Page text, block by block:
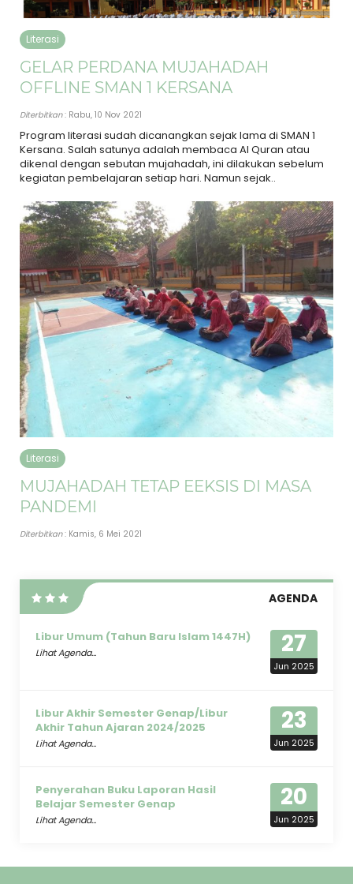
Literasi
GELAR PERDANA MUJAHADAH
OFFLINE SMAN 1 KERSANA
Diterbitkan: Rabu, 10 Nov 2021
Program literasi sudah dicanangkan sejak lama di SMAN 1
Kersana. Salah satunya adalah membaca Al Quran atau
dikenal dengan sebutan mujahadah, ini dilakukan sebelum
kegiatan pembelajaran setiap hari. Namun sejak..
Literasi
MUJAHADAH TETAP EEKSIS DI MASA
PANDEMI
Diterbitkan: Kamis, 6 Mei 2021
AGENDA
27
Jun 2025
Libur Umum (Tahun Baru Islam 1447H)
Lihat Agenda...
23
Jun 2025
Libur Akhir Semester Genap/Libur
Akhir Tahun Ajaran 2024/2025
Lihat Agenda...
20
Jun 2025
Penyerahan Buku Laporan Hasil
Belajar Semester Genap
Lihat Agenda...